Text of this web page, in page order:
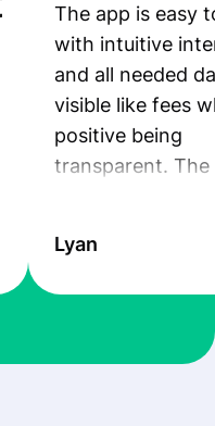
The app is easy
with intuitive
and all needed
visible like fees
positive being
transparent. The
the exchange
at Profee is very
Lyan